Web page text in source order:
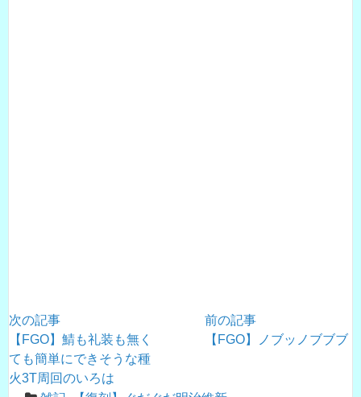
前の記事
【FGO】ノブッノブブブ
次の記事
【FGO】鯖も礼装も無く
ても簡単にできそうな種
火3T周回のいろは